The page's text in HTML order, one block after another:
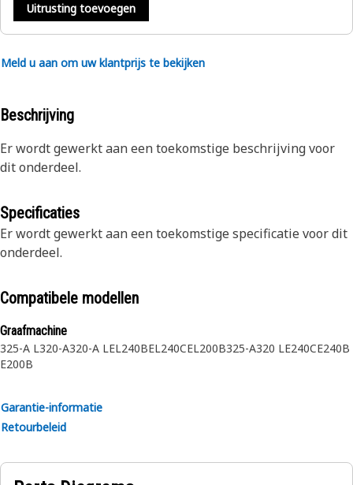
Uitrusting toevoegen
Meld u aan om uw klantprijs te bekijken
Beschrijving
Er wordt gewerkt aan een toekomstige beschrijving voor
dit onderdeel.
Specificaties
Er wordt gewerkt aan een toekomstige specificatie voor dit
onderdeel.
Compatibele modellen
Graafmachine
325-A L320-A320-A LEL240BEL240CEL200B325-A320 LE240CE240B
E200B
Garantie-informatie
Retourbeleid